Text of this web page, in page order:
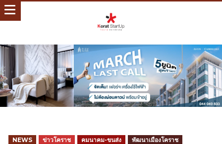
NEWS ข่าวโคราช คมนาคม-ขนส่ง
พัฒนาเมืองโคราช